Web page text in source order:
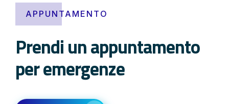
APPUNTAMENTO
Prendi un appuntamento
per emergenze